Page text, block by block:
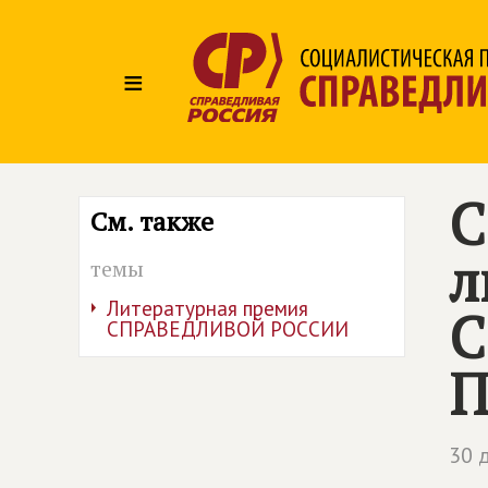
≡
См. также
темы
Литературная премия
СПРАВЕДЛИВОЙ РОССИИ
30